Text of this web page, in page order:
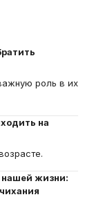
роль в их
на
нашей жизни: